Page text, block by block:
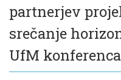
partnerjev
srečanje
UfM konferenca